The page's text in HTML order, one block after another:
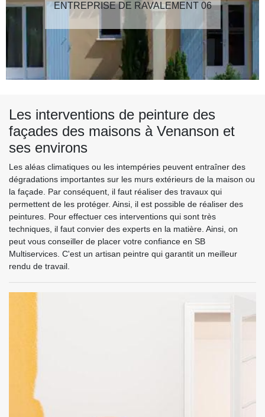
ENTREPRISE DE RAVALEMENT 06
Les interventions de peinture des
façades des maisons à Venanson et
ses environs
Les aléas climatiques ou les intempéries peuvent entraîner des
dégradations importantes sur les murs extérieurs de la maison ou
la façade. Par conséquent, il faut réaliser des travaux qui
permettent de les protéger. Ainsi, il est possible de réaliser des
peintures. Pour effectuer ces interventions qui sont très
techniques, il faut convier des experts en la matière. Ainsi, on
peut vous conseiller de placer votre confiance en SB
Multiservices. C'est un artisan peintre qui garantit un meilleur
rendu de travail.